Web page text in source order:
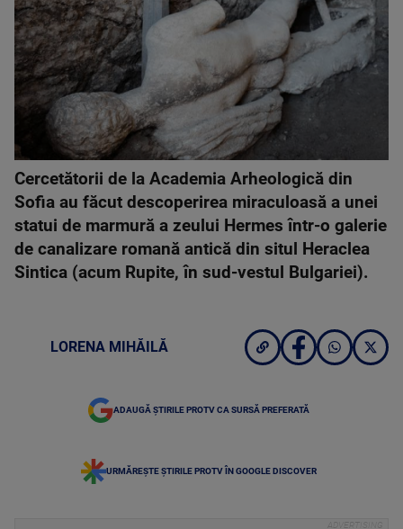
Cercetătorii de la Academia Arheologică din
Sofia au făcut descoperirea miraculoasă a unei
statui de marmură a zeului Hermes într-o galerie
de canalizare romană antică din situl Heraclea
Sintica (acum Rupite, în sud-vestul Bulgariei).
LORENA MIHĂILĂ
ADAUGĂ ȘTIRILE PROTV CA SURSĂ PREFERATĂ
URMĂREȘTE ȘTIRILE PROTV ÎN GOOGLE DISCOVER